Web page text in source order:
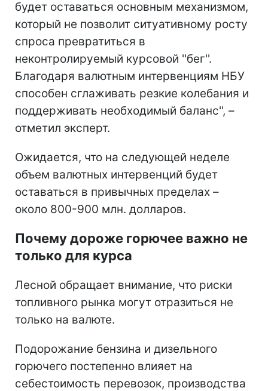
будет оставаться основным механизмом,
который не позволит ситуативному росту
спроса превратиться в
неконтролируемый курсовой ''бег''.
Благодаря валютным интервенциям НБУ
способен сглаживать резкие колебания и
поддерживать необходимый баланс'', –
отметил эксперт.
Ожидается, что на следующей неделе
объем валютных интервенций будет
оставаться в привычных пределах –
около 800-900 млн. долларов.
Почему дороже горючее важно не
только для курса
Лесной обращает внимание, что риски
топливного рынка могут отразиться не
только на валюте.
Подорожание бензина и дизельного
горючего постепенно влияет на
себестоимость перевозок, производства